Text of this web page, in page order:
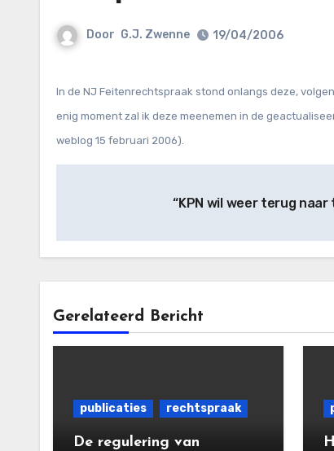
Door G.J. Zwenne 19/04/2006
In de NJ Feitenrechtspraak stond onlangs deze,
enig moment zal ik deze meenemen in de
weblog 15 februari 2006).
“KPN wil weer terug
Gerelateerd Bericht
publicaties rechtspraak
De regulering van